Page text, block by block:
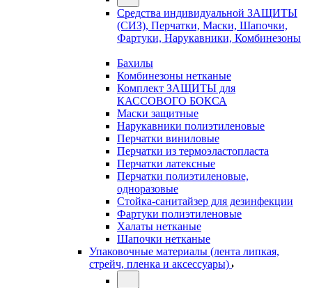
Средства индивидуальной ЗАЩИТЫ
(СИЗ), Перчатки, Маски, Шапочки,
Фартуки, Нарукавники, Комбинезоны
Бахилы
Комбинезоны нетканые
Комплект ЗАЩИТЫ для
КАССОВОГО БОКСА
Маски защитные
Нарукавники полиэтиленовые
Перчатки виниловые
Перчатки из термоэластопласта
Перчатки латексные
Перчатки полиэтиленовые,
одноразовые
Стойка-санитайзер для дезинфекции
Фартуки полиэтиленовые
Халаты нетканые
Шапочки нетканые
Упаковочные материалы (лента липкая,
стрейч, пленка и аксессуары)